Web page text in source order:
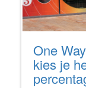
One
kies je